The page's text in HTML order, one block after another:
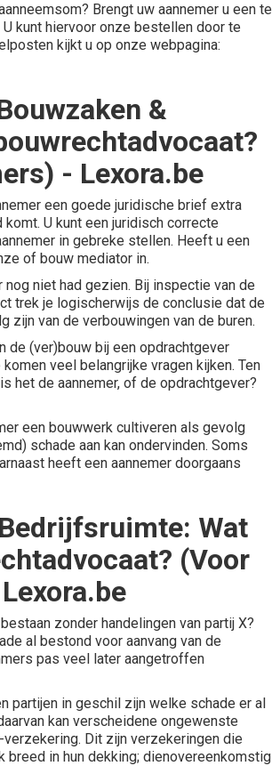
Brengt uw aannemer u een te
kunt hiervoor onze bestellen door te
kijkt u op onze webpagina:
&
- Lexora.be
een goede juridische brief extra
U kunt een juridisch correcte
in gebreke stellen. Heeft u een
of bouw mediator in.
niet had gezien. Bij inspectie van de
trek je logischerwijs de conclusie dat de
zijn van de verbouwingen van de buren.
de (ver)bouw bij een opdrachtgever
veel belangrijke vragen kijken. Ten
het de aannemer, of de opdrachtgever?
een bouwwerk cultiveren als gevolg
schade aan kan ondervinden. Soms
heeft een aannemer doorgaans
Wat
(Voor
zonder handelingen van partij X?
al bestond voor aanvang van de
pas veel later aangetroffen
partijen in geschil zijn welke schade er al
kan verscheidene ongewenste
Dit zijn verzekeringen die
in hun dekking; dienovereenkomstig